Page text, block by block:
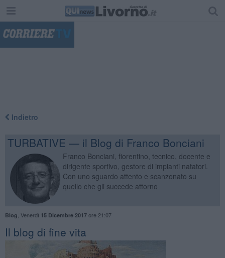
Indietro
TURBATIVE — il Blog di Franco Bonciani
Franco Bonciani, fiorentino, tecnico, docente e
dirigente sportivo, gestore di impianti natatori.
Con uno sguardo attento e scanzonato su
quello che gli succede attorno
Blog Venerdì 15 Dicembre 2017ore 21:07
Il blog di fine vita